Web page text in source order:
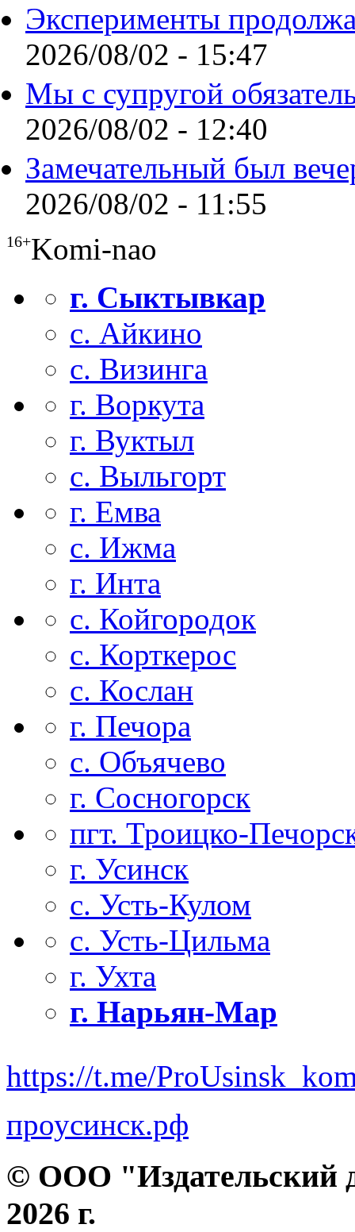
Эксперименты
2026/08/02 - 15:47
Мы с супругой
2026/08/02 - 12:40
Замечательный был
2026/08/02 - 11:55
16+Komi-nao
г. Сыктывкар
с. Айкино
с. Визинга
г. Воркута
г. Вуктыл
с. Выльгорт
г. Емва
с. Ижма
г. Инта
с. Койгородок
с. Корткерос
с. Кослан
г. Печора
с. Объячево
г. Сосногорск
пгт. Троицко-
г. Усинск
с. Усть-Кулом
с. Усть-Цильма
г. Ухта
г. Нарьян-Мар
https://t.me/
проусинск.рф
© ООО "Издательский
2026 г.